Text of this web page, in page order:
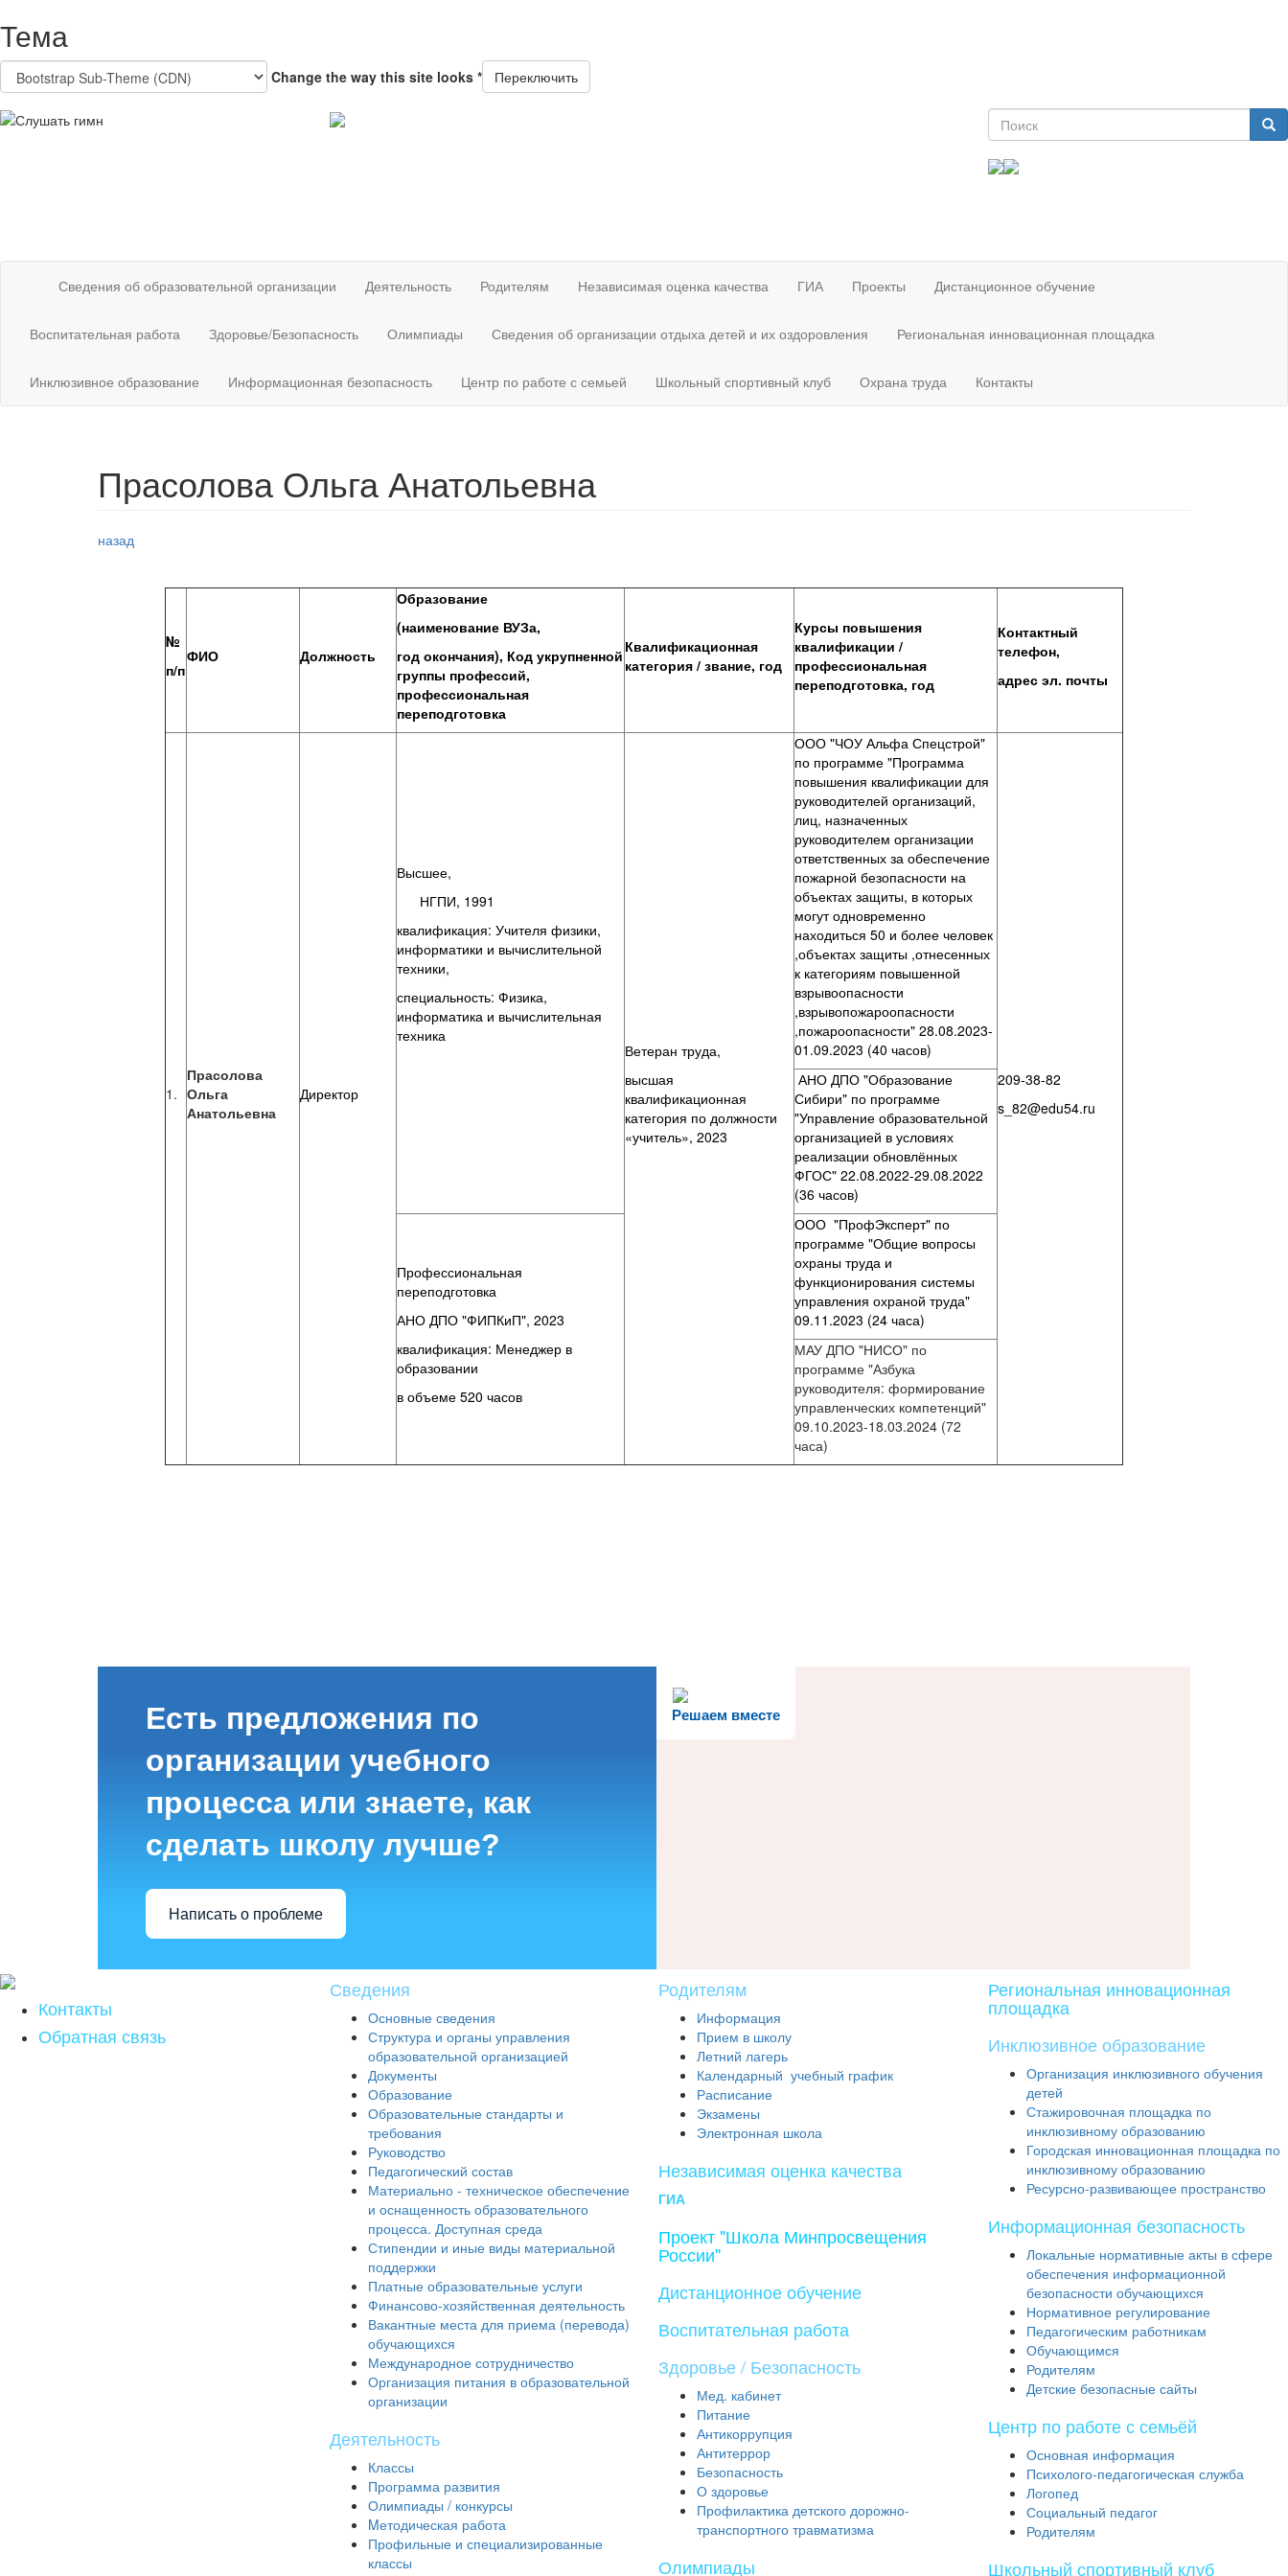
Тема
Change the way this site looks * Переключить
Форма поиска
Поиск
Сведения об образовательной организации Деятельность Родителям Независимая оценка качества ГИА Проекты Дистанционное обучение
Воспитательная работа Здоровье/Безопасность Олимпиады Сведения об организации отдыха детей и их оздоровления Региональная инновационная площадка
Инклюзивное образование Информационная безопасность Центр по работе с семьей Школьный спортивный клуб Охрана труда Контакты
Прасолова Ольга Анатольевна
назад
№
п/п
ФИО Должность
Образование
(наименование ВУЗа,
год окончания), Код укрупненной
группы профессий,
профессиональная
переподготовка
Квалификационная
категория / звание, год
Курсы повышения
квалификации /
профессиональная
переподготовка, год
Контактный
телефон,
адрес эл. почты
1.
Прасолова
Ольга
Анатольевна
Директор
Высшее,
НГПИ, 1991
квалификация: Учителя физики,
информатики и вычислительной
техники,
специальность: Физика,
информатика и вычислительная
техника
Ветеран труда,
высшая
квалификационная
категория по должности
«учитель», 2023
ООО "ЧОУ Альфа Спецстрой"
по программе "Программа
повышения квалификации для
руководителей организаций,
лиц, назначенных
руководителем организации
ответственных за обеспечение
пожарной безопасности на
объектах защиты, в которых
могут одновременно
находиться 50 и более человек
,объектах защиты ,отнесенных
к категориям повышенной
взрывоопасности
,взрывопожароопасности
,пожароопасности" 28.08.2023-
01.09.2023 (40 часов)
209-38-82
s_82@edu54.ru
АНО ДПО "Образование
Сибири" по программе
"Управление образовательной
организацией в условиях
реализации обновлённых
ФГОС" 22.08.2022-29.08.2022
(36 часов)
Профессиональная
переподготовка
АНО ДПО "ФИПКиП", 2023
квалификация: Менеджер в
образовании
в объеме 520 часов
ООО "ПрофЭксперт" по
программе "Общие вопросы
охраны труда и
функционирования системы
управления охраной труда"
09.11.2023 (24 часа)
МАУ ДПО "НИСО" по
программе "Азбука
руководителя: формирование
управленческих компетенций"
09.10.2023-18.03.2024 (72
часа)
Решаем вместе
Есть предложения по
организации учебного
процесса или знаете, как
сделать школу лучше?
Написать о проблеме
Контакты
Обратная связь
Сведения
Основные сведения
Структура и органы управления
образовательной организацией
Документы
Образование
Образовательные стандарты и
требования
Руководство
Педагогический состав
Материально - техническое обеспечение
и оснащенность образовательного
процесса. Доступная среда
Стипендии и иные виды материальной
поддержки
Платные образовательные услуги
Финансово-хозяйственная деятельность
Вакантные места для приема (перевода)
обучающихся
Международное сотрудничество
Организация питания в образовательной
организации
Деятельность
Классы
Программа развития
Олимпиады / конкурсы
Mетодическая работа
Профильные и специализированные
классы
Родителям
Информация
Прием в школу
Летний лагерь
Календарный учебный график
Расписание
Экзамены
Электронная школа
Независимая оценка качества
ГИА
Проект "Школа Минпросвещения
России"
Дистанционное обучение
Воспитательная работа
Здоровье / Безопасность
Мед. кабинет
Питание
Антикоррупция
Антитеррор
Безопасность
О здоровье
Профилактика детского дорожно-
транспортного травматизма
Олимпиады
Региональная инновационная
площадка
Инклюзивное образование
Организация инклюзивного обучения
детей
Стажировочная площадка по
инклюзивному образованию
Городская инновационная площадка по
инклюзивному образованию
Ресурсно-развивающее пространство
Информационная безопасность
Локальные нормативные акты в сфере
обеспечения информационной
безопасности обучающихся
Нормативное регулирование
Педагогическим работникам
Обучающимся
Родителям
Детские безопасные сайты
Центр по работе с семьёй
Основная информация
Психолого-педагогическая служба
Логопед
Социальный педагог
Родителям
Школьный спортивный клуб